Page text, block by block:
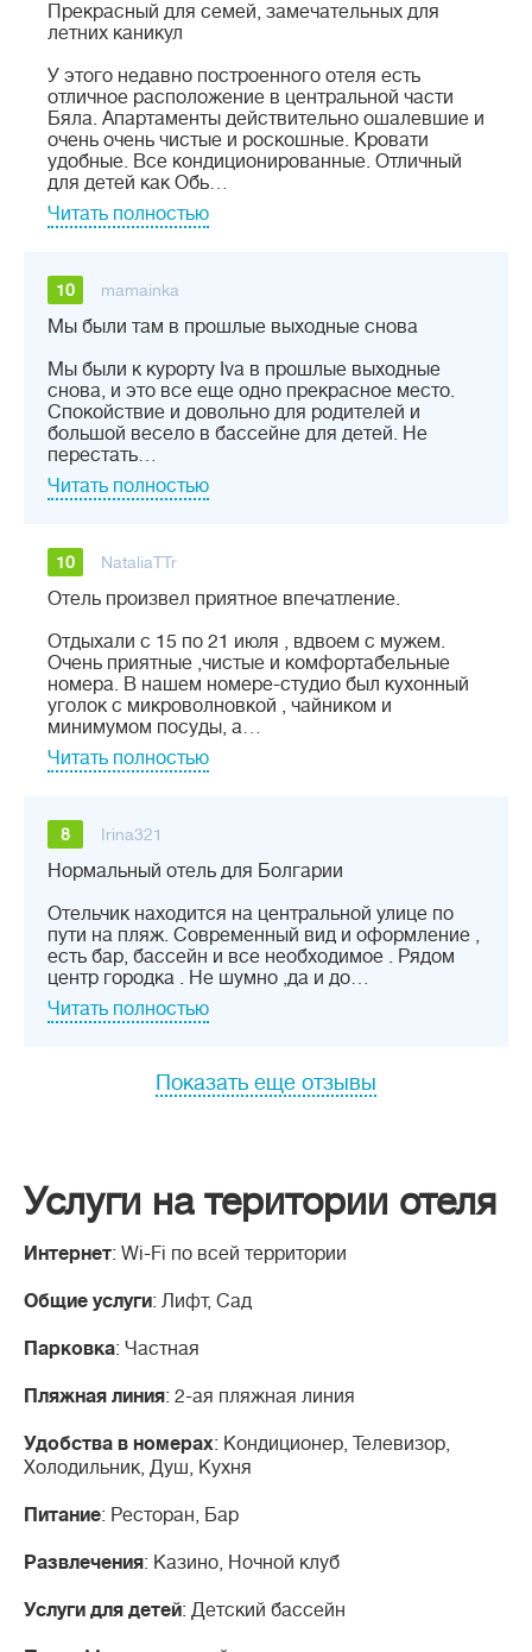
Прекрасный для семей, замечательных для
летних каникул
У этого недавно построенного отеля есть
отличное расположение в центральной части
Бяла. Апартаменты действительно ошалевшие и
очень очень чистые и роскошные. Кровати
удобные. Все кондиционированные. Отличный
для детей как Обь…
Читать полностью
10 mamainka
Мы были там в прошлые выходные снова
Мы были к курорту Iva в прошлые выходные
снова, и это все еще одно прекрасное место.
Спокойствие и довольно для родителей и
большой весело в бассейне для детей. Не
перестать…
Читать полностью
10 NataliaTTr
Отель произвел приятное впечатление.
Отдыхали с 15 по 21 июля , вдвоем с мужем.
Очень приятные ,чистые и комфортабельные
номера. В нашем номере-студио был кухонный
уголок с микроволновкой , чайником и
минимумом посуды, а…
Читать полностью
8 Irina321
Нормальный отель для Болгарии
Отельчик находится на центральной улице по
пути на пляж. Современный вид и оформление ,
есть бар, бассейн и все необходимое . Рядом
центр городка . Не шумно ,да и до…
Читать полностью
Показать еще отзывы
Услуги на територии отеля
Интернет: Wi-Fi по всей территории
Общие услуги: Лифт, Сад
Парковка: Частная
Пляжная линия: 2-ая пляжная линия
Удобства в номерах: Кондиционер, Телевизор,
Холодильник, Душ, Кухня
Питание: Ресторан, Бар
Развлечения: Казино, Ночной клуб
Услуги для детей: Детский бассейн